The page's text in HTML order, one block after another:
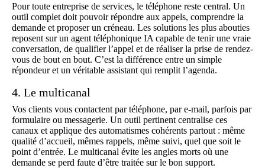
Pour toute entreprise de services, le téléphone reste central. Un
outil complet doit pouvoir répondre aux appels, comprendre la
demande et proposer un créneau. Les solutions les plus abouties
reposent sur un agent téléphonique IA capable de tenir une vraie
conversation, de qualifier l’appel et de réaliser la prise de rendez-
vous de bout en bout. C’est la différence entre un simple
répondeur et un véritable assistant qui remplit l’agenda.
4. Le multicanal
Vos clients vous contactent par téléphone, par e-mail, parfois par
formulaire ou messagerie. Un outil pertinent centralise ces
canaux et applique des automatismes cohérents partout : même
qualité d’accueil, mêmes rappels, même suivi, quel que soit le
point d’entrée. Le multicanal évite les angles morts où une
demande se perd faute d’être traitée sur le bon support.